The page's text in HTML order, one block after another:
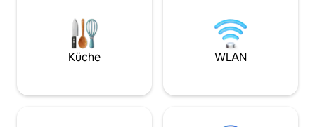
exotischen
Verpassen Sie
nicht
Küche WLAN